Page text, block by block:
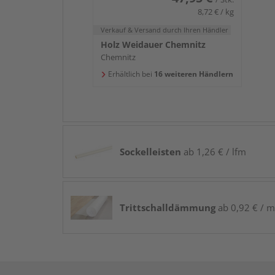
8,72 € / kg
Verkauf & Versand durch Ihren Händler
Holz Weidauer Chemnitz
Chemnitz
Erhältlich bei 16 weiteren Händlern
Sockelleisten ab 1,26 € / lfm
Trittschalldämmung ab 0,92 € /